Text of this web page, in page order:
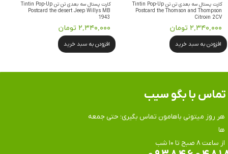
کارت پستال سه بعدی تن تن Tintin Pop-Up
Postcard the Thomson and Thompson
Citroën 2CV
۲,۳۴۰,۰۰۰ تومان
افزودن به سبد خرید
کارت پستال سه بعدی تن تن Tintin Pop-Up
Postcard the desert Jeep Willys MB
1943
۲,۳۴۰,۰۰۰ تومان
افزودن به سبد خرید
هر روز میتونی باهامون تماس بگیری؛ حتی جمعه
ها
​​​​​​​از ساعت ۸ صبح تا ۱۰ شب
تماس​​​​​​​ با بگو سیب